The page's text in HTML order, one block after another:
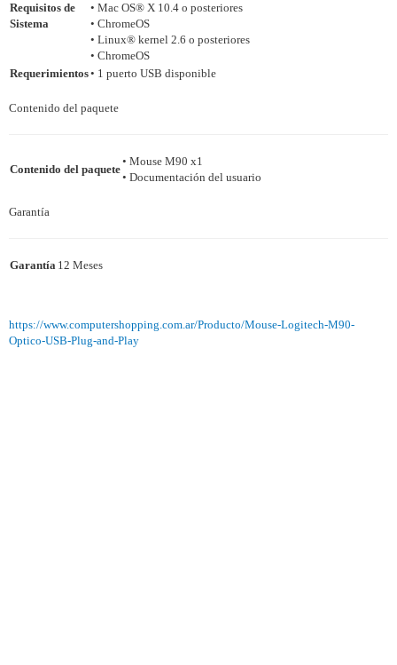
Requisitos de
Sistema
• Mac OS® X 10.4 o posteriores
• ChromeOS
• Linux® kernel 2.6 o posteriores
• ChromeOS
Requerimientos• 1 puerto USB disponible
Contenido del paquete
Contenido del paquete
• Mouse M90 x1
• Documentación del usuario
Garantía
Garantía 12 Meses
https://www.computershopping.com.ar/Producto/Mouse-Logitech-M90-
Optico-USB-Plug-and-Play